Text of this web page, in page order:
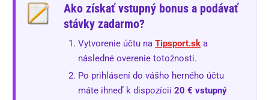
Ako získať vstupný bonus a podávať
stávky zadarmo?
Vytvorenie účtu na Tipsport.sk a
následné overenie totožnosti.
Po prihlásení do vášho herného účtu
máte ihneď k dispozícii 20 € vstupný